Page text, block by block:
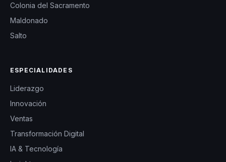
Colonia del Sacramento
Maldonado
Salto
ESPECIALIDADES
Liderazgo
Innovación
Ventas
Transformación Digital
IA & Tecnología